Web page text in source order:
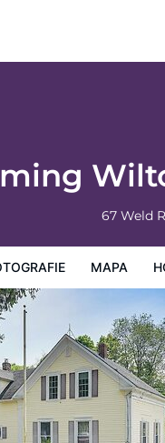
67 Weld
MAPA
w/ Fire Pit